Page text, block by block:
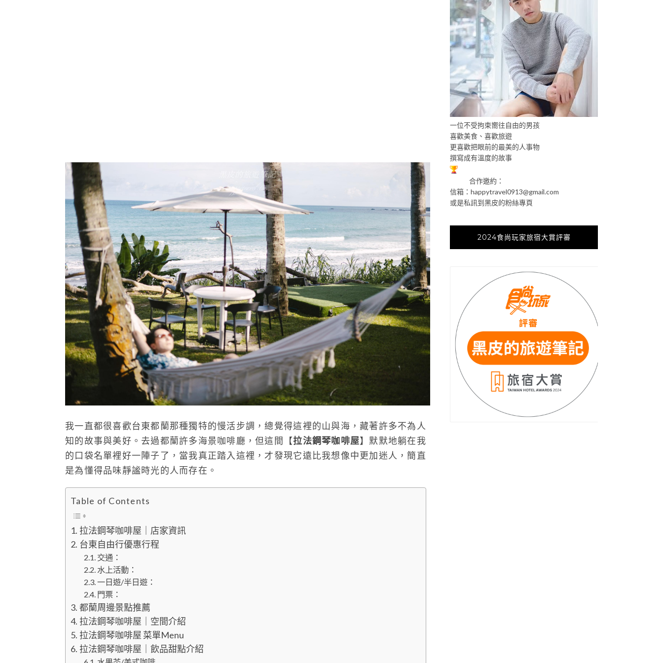
我一直都很喜歡台東都蘭那種獨特的慢活步調，總覺得這裡的山與海，藏著許多不為人
知的故事與美好。去過都蘭許多海景咖啡廳，但這間【拉法鋼琴咖啡屋】默默地躺在我
的口袋名單裡好一陣子了，當我真正踏入這裡，才發現它遠比我想像中更加迷人，簡直
是為懂得品味靜謐時光的人而存在。
Table of Contents
拉法鋼琴咖啡屋｜店家資訊
台東自由行優惠行程
交通：
水上活動：
一日遊/半日遊：
門票：
都蘭周邊景點推薦
拉法鋼琴咖啡屋｜空間介紹
拉法鋼琴咖啡屋 菜單Menu
拉法鋼琴咖啡屋｜飲品甜點介紹
一位不受拘束嚮往自由的男孩
喜歡美食、喜歡旅遊
更喜歡把眼前的最美的人事物
撰寫成有溫度的故事
合作邀約：
信箱： happytravel0913@gmail.com
或是私訊到黑皮的粉絲專頁
2024食尚玩家旅宿大賞評審